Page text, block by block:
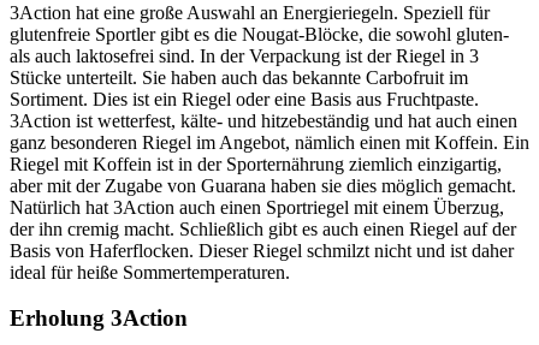
3Action hat eine große Auswahl an Energieriegeln. Speziell für
glutenfreie Sportler gibt es die Nougat-Blöcke, die sowohl gluten-
als auch laktosefrei sind. In der Verpackung ist der Riegel in 3
Stücke unterteilt. Sie haben auch das bekannte Carbofruit im
Sortiment. Dies ist ein Riegel oder eine Basis aus Fruchtpaste.
3Action ist wetterfest, kälte- und hitzebeständig und hat auch einen
ganz besonderen Riegel im Angebot, nämlich einen mit Koffein. Ein
Riegel mit Koffein ist in der Sporternährung ziemlich einzigartig,
aber mit der Zugabe von Guarana haben sie dies möglich gemacht.
Natürlich hat 3Action auch einen Sportriegel mit einem Überzug,
der ihn cremig macht. Schließlich gibt es auch einen Riegel auf der
Basis von Haferflocken. Dieser Riegel schmilzt nicht und ist daher
ideal für heiße Sommertemperaturen.
Erholung 3Action